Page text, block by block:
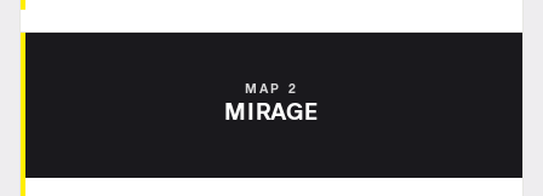
MAP 2
MIRAGE